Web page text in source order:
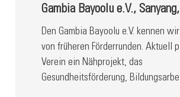
Gambia Bayoolu e.V.,
Den Gambia Bayoolu e.V. kennen
von früheren Förderrunden. Aktuell
Verein ein Nähprojekt, das
Gesundheitsförderung,